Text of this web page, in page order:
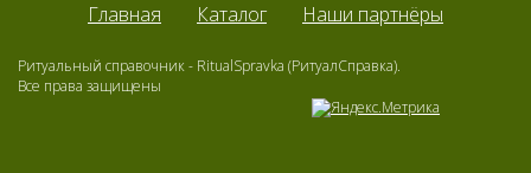
Главная Каталог Наши партнёры
Ритуальный справочник - RitualSpravka (РитуалСправка).
Все права защищены